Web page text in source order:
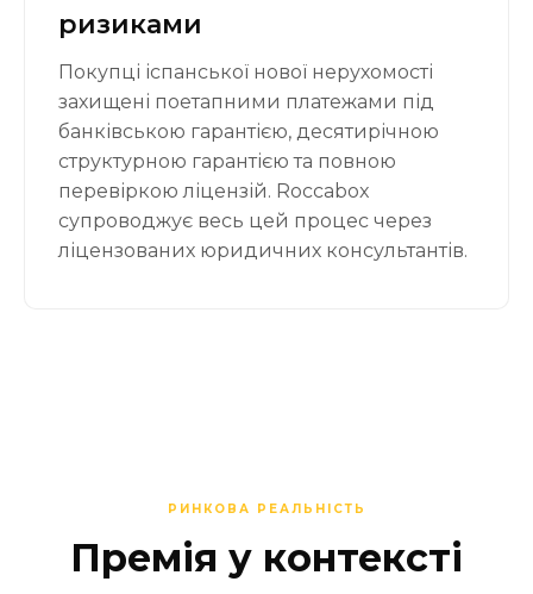
ризиками
Покупці іспанської нової нерухомості
захищені поетапними платежами під
банківською гарантією, десятирічною
структурною гарантією та повною
перевіркою ліцензій. Roccabox
супроводжує весь цей процес через
ліцензованих юридичних консультантів.
РИНКОВА РЕАЛЬНІСТЬ
Премія у контексті